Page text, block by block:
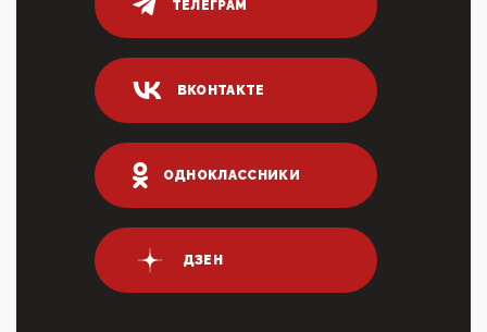
80% сирийцев в ФРГ должны вернуться на родину.
04:47, 10 Апреля 2026
ИНН для переводов по СБП это первый шаг из
логических двухЗаполнение ИНН при любых
переводах по ...
03:35, 10 Апреля 2026
Суммарное вознаграждение менеджменту в 15
крупных банках по итогам 2025 года превысило 63
03:01, 10 Апреля 2026
Террорист и убийца Буданов вальяжно сообщил,
что союзники просили Киев не наносить удары по
ТЕЛЕГРАМ
ВКОНТАКТЕ
ОДНОКЛАССНИКИ
ДЗЕН